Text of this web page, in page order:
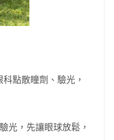
點散瞳劑、驗光，
光，先讓眼球放鬆，